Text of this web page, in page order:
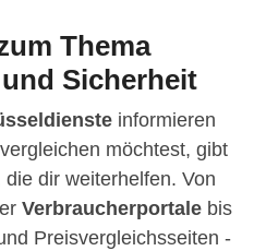
Thema
Sicherheit
informieren
möchtest, gibt
dir weiterhelfen. Von
Verbraucherportale bis
Preisvergleichsseiten -